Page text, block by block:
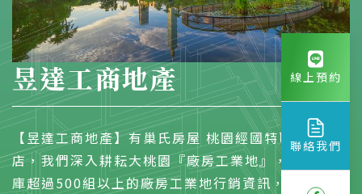
昱達工商地產
【昱達工商地產】有巢氏房屋 桃園經國特區加盟
店，我們深入耕耘大桃園『廠房工業地』，物件資料
庫超過500組以上的廠房工業地行銷資訊，是一個專
線上預約
聯絡我們